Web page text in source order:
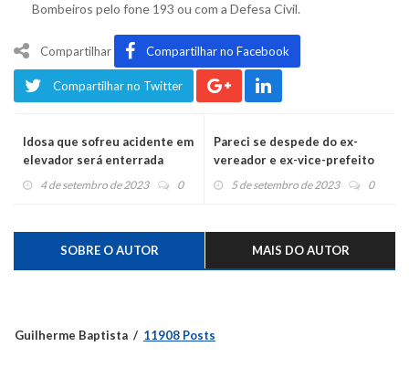
Bombeiros pelo fone 193 ou com a Defesa Civil.
Compartilhar Compartilhar no Facebook
Compartilhar no Twitter
Idosa que sofreu acidente em
elevador será enterrada
nesta terça-feira
4 de setembro de 2023 0
Pareci se despede do ex-
vereador e ex-vice-prefeito
Almiro Leifheit
5 de setembro de 2023 0
SOBRE O AUTOR MAIS DO AUTOR
Guilherme Baptista 11908 Posts